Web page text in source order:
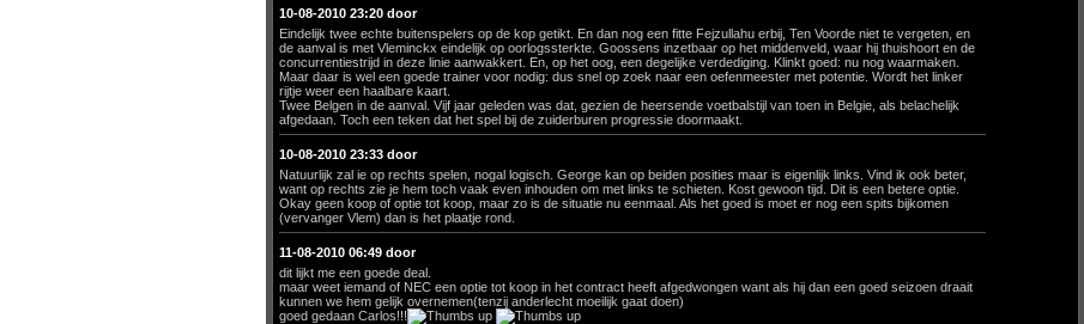
10-08-2010 23:20 door
Eindelijk twee echte buitenspelers op de kop getikt. En dan nog een fitte Fejzullahu erbij, Ten Voorde niet te vergeten, en
de aanval is met Vleminckx eindelijk op oorlogssterkte. Goossens inzetbaar op het middenveld, waar hij thuishoort en de
concurrentiestrijd in deze linie aanwakkert. En, op het oog, een degelijke verdediging. Klinkt goed: nu nog waarmaken.
Maar daar is wel een goede trainer voor nodig: dus snel op zoek naar een oefenmeester met potentie. Wordt het linker
rijtje weer een haalbare kaart.
Twee Belgen in de aanval. Vijf jaar geleden was dat, gezien de heersende voetbalstijl van toen in Belgie, als belachelijk
afgedaan. Toch een teken dat het spel bij de zuiderburen progressie doormaakt.
10-08-2010 23:33 door
Natuurlijk zal ie op rechts spelen, nogal logisch. George kan op beiden posities maar is eigenlijk links. Vind ik ook beter,
want op rechts zie je hem toch vaak even inhouden om met links te schieten. Kost gewoon tijd. Dit is een betere optie.
Okay geen koop of optie tot koop, maar zo is de situatie nu eenmaal. Als het goed is moet er nog een spits bijkomen
(vervanger Vlem) dan is het plaatje rond.
11-08-2010 06:49 door
dit lijkt me een goede deal.
maar weet iemand of NEC een optie tot koop in het contract heeft afgedwongen want als hij dan een goed seizoen draait
kunnen we hem gelijk overnemen(tenzij anderlecht moeilijk gaat doen)
goed gedaan Carlos!!!